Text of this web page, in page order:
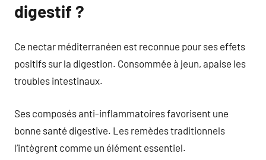
digestif ?
Ce nectar méditerranéen est reconnue pour ses effets
positifs sur la digestion. Consommée à jeun, apaise les
troubles intestinaux.
Ses composés anti-inflammatoires favorisent une
bonne santé digestive. Les remèdes traditionnels
l’intègrent comme un élément essentiel.